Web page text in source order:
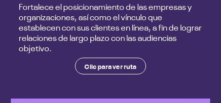
Fortalece el posicionamiento de las empresas y
organizaciones, así como el vínculo que
establecen con sus clientes en línea, a fin de lograr
relaciones de largo plazo con las audiencias
objetivo.
Clic para ver ruta